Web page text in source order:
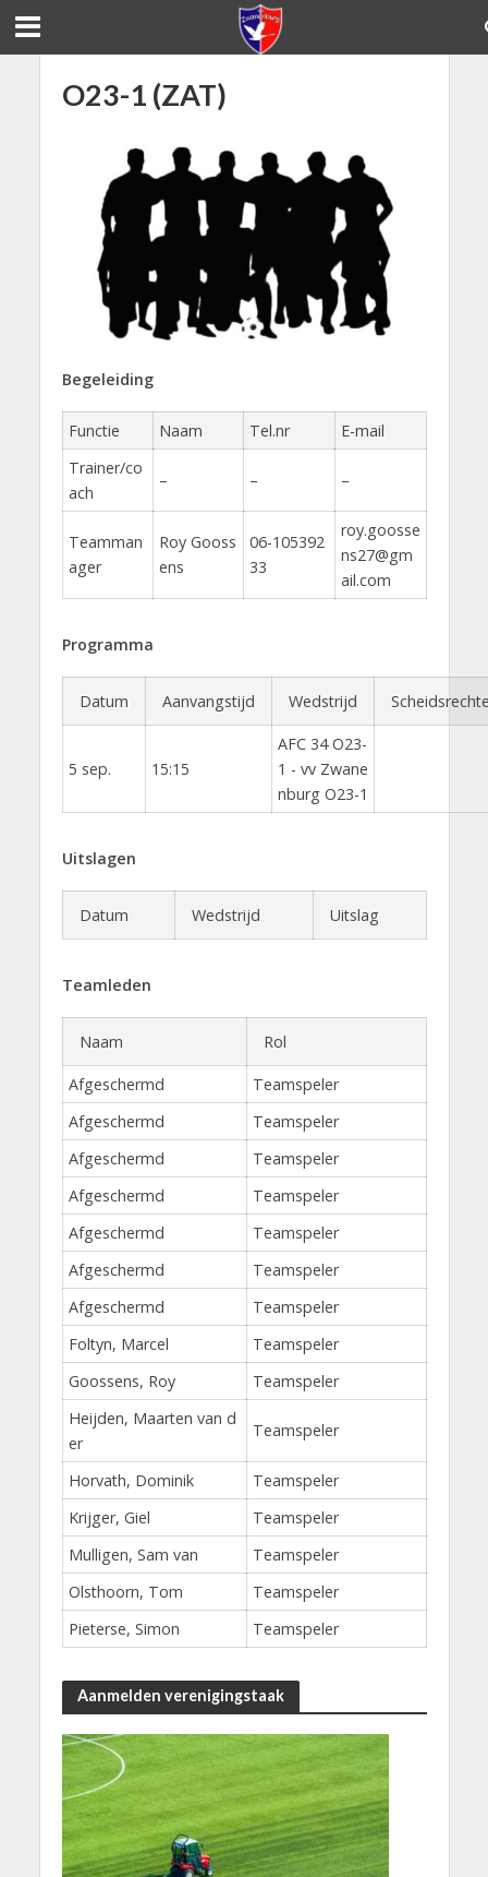
O23-1 (ZAT)
Begeleiding
Functie Naam Tel.nr
E-mail
Trainer/co
ach
– – –
Teamman
ager
Roy Gooss
ens
06-105392
33
roy.goosse
ns27@gm
ail.com
Programma
Datum Aanvangstijd Wedstrijd
5 sep. 15:15
AFC 34 O23-
1 - vv Zwane
nburg O23-1
Uitslagen
Datum Wedstrijd Uitslag
Teamleden
Naam Rol
Afgeschermd
Teamspeler
Afgeschermd
Teamspeler
Afgeschermd
Teamspeler
Afgeschermd
Teamspeler
Afgeschermd
Teamspeler
Afgeschermd
Teamspeler
Afgeschermd
Teamspeler
Foltyn, Marcel
Teamspeler
Goossens, Roy
Teamspeler
Heijden, Maarten van d
er
Teamspeler
Horvath, Dominik
Teamspeler
Krijger, Giel
Teamspeler
Mulligen, Sam van
Teamspeler
Olsthoorn, Tom
Teamspeler
Pieterse, Simon
Teamspeler
Aanmelden verenigingstaak